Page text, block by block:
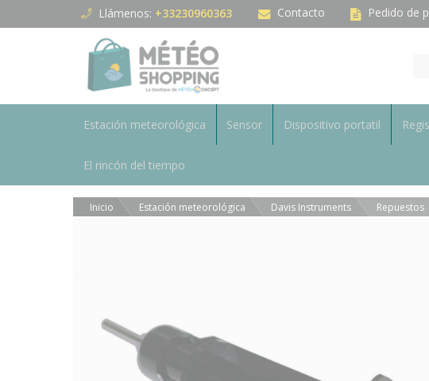
Llámenos: +33230960363 Contacto Pedido de
Estación meteorológica Sensor Dispositivo portatil
El rincón del tiempo
Inicio Estación meteorológica Davis Instruments Repuestos
Panel de gestión de cookies